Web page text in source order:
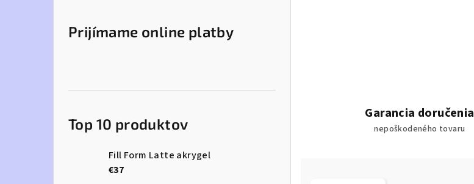
Prijímame online platby
Top 10 produktov
Fill Form Latte akrygel
€37
Garancia doručenia
nepoškodeného tovaru